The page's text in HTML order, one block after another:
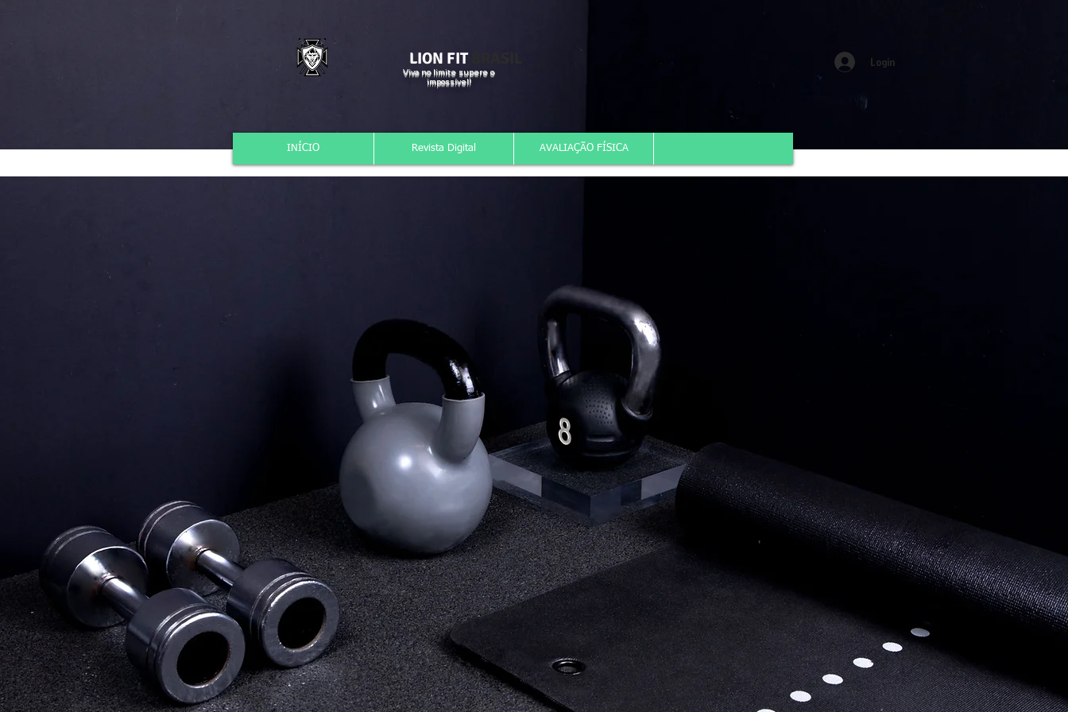
LION FIT
Viva no limite supere o
impossível!
Login
INÍCIO Revista Digital AVALIAÇÃO FÍSICA